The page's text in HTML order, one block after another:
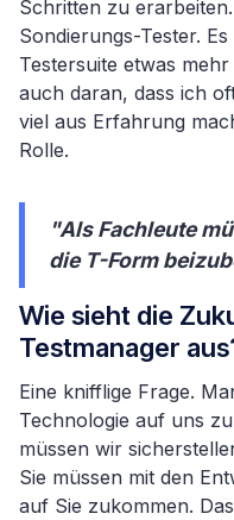
Schritten zu
Sondierungs-Tester.
Testersuite etwas
auch daran, dass ich
viel aus Erfahrung
Rolle.
"Als Fachleute
die T-Form
Wie sieht die
Testmanager
Eine knifflige Frage.
Technologie auf uns
müssen wir
Sie müssen mit den
auf Sie zukommen.